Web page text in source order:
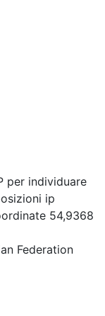
per individuare
ip
54,9368
Federation